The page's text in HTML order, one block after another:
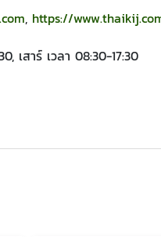
, https://
เสาร์ เวลา 08:30-17:30